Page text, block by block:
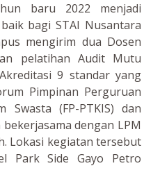
baru 2022 menjadi
bagi STAI Nusantara
mengirim dua Dosen
pelatihan Audit Mutu
9 standar yang
Pimpinan Perguruan
Swasta (FP-PTKIS) dan
dengan LPM
Lokasi kegiatan tersebut
Park Side Gayo Petro